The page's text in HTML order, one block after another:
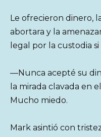
Le ofrecieron dinero,
abortara y la
legal por la custodia
—Nunca acepté su
la mirada clavada en
Mucho miedo.
Mark asintió con